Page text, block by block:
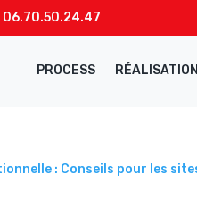
06.70.50.24.47
PROCESS